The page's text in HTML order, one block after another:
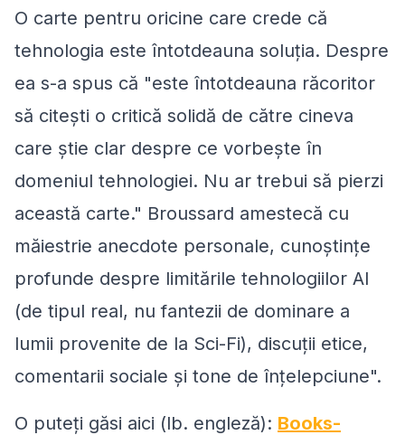
O carte pentru oricine care crede că
tehnologia este întotdeauna soluția. Despre
ea s-a spus că "este întotdeauna răcoritor
să citești o critică solidă de către cineva
care știe clar despre ce vorbește în
domeniul tehnologiei. Nu ar trebui să pierzi
această carte." Broussard amestecă cu
măiestrie anecdote personale, cunoștințe
profunde despre limitările tehnologiilor AI
(de tipul real, nu fantezii de dominare a
lumii provenite de la Sci-Fi), discuții etice,
comentarii sociale și tone de înțelepciune".
O puteți găsi aici (lb. engleză): Books-